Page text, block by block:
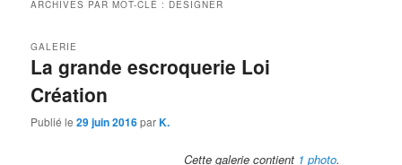
ARCHIVES PAR MOT-CLÉ : DESIGNER
La grande escroquerie Loi
Création
GALERIE
Publié le29 juin 2016parK.
Cette galerie contient 1 photo.